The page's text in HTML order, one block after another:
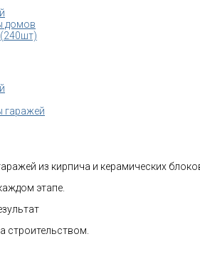
домов
гаражей
из кирпича и керамических
этапе.
строительством.